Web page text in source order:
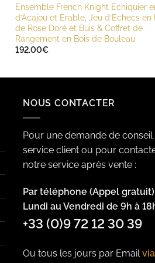
Ensemble French Knight Echiquier
d’Acajou et Erable, Jeu d’Echecs en
de Rose Doré et Buis & Coffret de
Rangement en Bois de Bouleau
192.00€
NOUS CONTACTER
Pour une demande de conseil
service client ou pour
notre service après vente :
Par téléphone (Appel
Lundi au Vendredi de 9h à
+33 (0)9 72 12 30 39
Ou tous les jours par Email